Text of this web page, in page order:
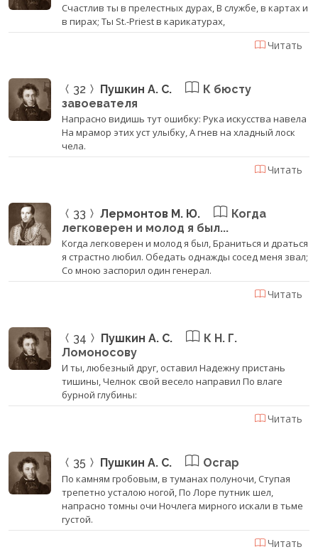
Счастлив ты в прелестных дурах, В службе, в картах и
в пирах; Ты St.-Priest в карикатурах,
Читать
32 Пушкин А. С.
К бюсту
завоевателя
Напрасно видишь тут ошибку: Рука искусства навела
На мрамор этих уст улыбку, А гнев на хладный лоск
чела.
Читать
33 Лермонтов М. Ю.
Когда
легковерен и молод я был...
Когда легковерен и молод я был, Браниться и драться
я страстно любил. Обедать однажды сосед меня звал;
Со мною заспорил один генерал.
Читать
34 Пушкин А. С.
К Н. Г.
Ломоносову
И ты, любезный друг, оставил Надежну пристань
тишины, Челнок свой весело направил По влаге
бурной глубины:
Читать
35 Пушкин А. С. Осгар
По камням гробовым, в туманах полуночи, Ступая
трепетно усталою ногой, По Лоре путник шел,
напрасно томны очи Ночлега мирного искали в тьме
густой.
Читать